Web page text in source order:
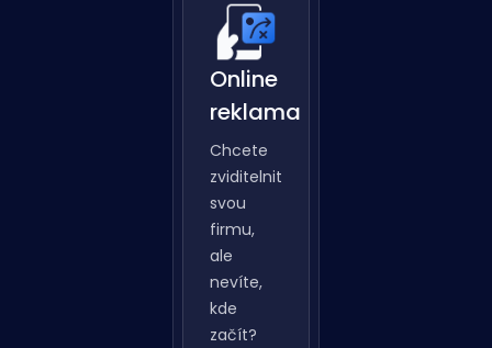
Online
reklama
Chcete
zviditelnit
svou
firmu,
ale